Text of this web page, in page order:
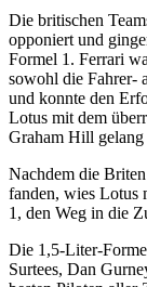
Die britischen
opponiert und
Formel 1. Ferrari
sowohl die Fahrer-
und konnte den
Lotus mit dem
Graham Hill
Nachdem die
fanden, wies Lotus
1, den Weg in die
Die 1,5-Liter-
Surtees, Dan